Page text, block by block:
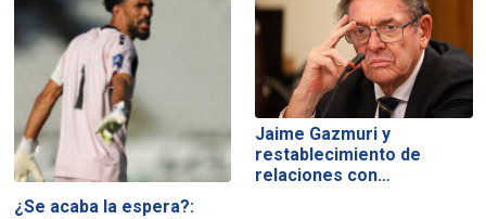
¿Se acaba la espera?:
Jaime Gazmuri y
restablecimiento de
relaciones con…